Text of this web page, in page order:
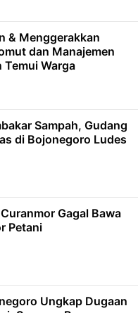
& Menggerakkan
dan Manajemen
Temui Warga
Sampah, Gudang
di Bojonegoro Ludes
Gagal Bawa
Petani
Ungkap Dugaan